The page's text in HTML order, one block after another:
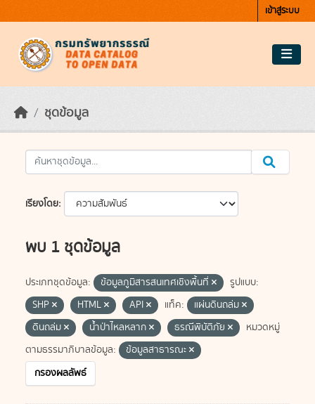
เข้าสู่ระบบ
ชุดข้อมูล
เรียงโดย
พบ 1 ชุดข้อมูล
ประเภทชุดข้อมูล: ข้อมูลภูมิสารสนเทศเชิงพื้นที่
รูปแบบ:
SHP
HTML API แท็ค:
แผ่นดินถล่ม
ดินถล่ม
น้ำป่าไหลหลาก ธรณีพิบัติภัย
หมวดหมู่
ตามธรรมาภิบาลข้อมูล:
ข้อมูลสาธารณะ
กรองผลลัพธ์